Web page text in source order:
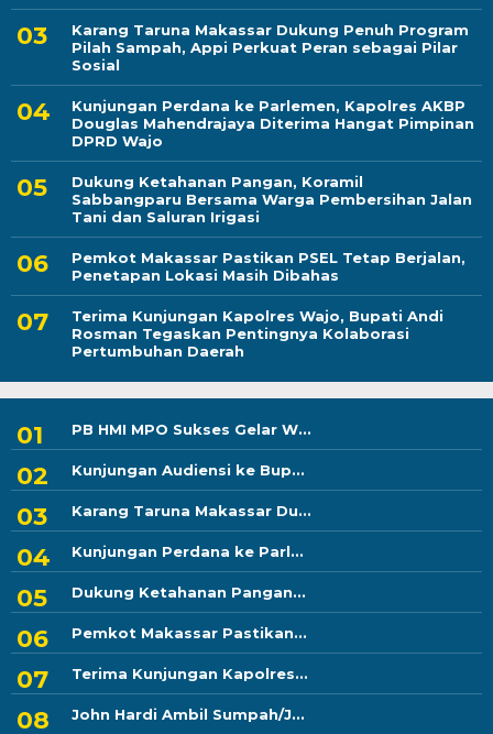
Karang Taruna Makassar Dukung Penuh Program
Pilah Sampah, Appi Perkuat Peran sebagai Pilar
Sosial
Kunjungan Perdana ke Parlemen, Kapolres AKBP
Douglas Mahendrajaya Diterima Hangat Pimpinan
DPRD Wajo
Dukung Ketahanan Pangan, Koramil
Sabbangparu Bersama Warga Pembersihan Jalan
Tani dan Saluran Irigasi
Pemkot Makassar Pastikan PSEL Tetap Berjalan,
Penetapan Lokasi Masih Dibahas
Terima Kunjungan Kapolres Wajo, Bupati Andi
Rosman Tegaskan Pentingnya Kolaborasi
Pertumbuhan Daerah
PB HMI MPO Sukses Gelar W...
Kunjungan Audiensi ke Bup...
Karang Taruna Makassar Du...
Kunjungan Perdana ke Parl...
Dukung Ketahanan Pangan...
Pemkot Makassar Pastikan...
Terima Kunjungan Kapolres...
John Hardi Ambil Sumpah/J...